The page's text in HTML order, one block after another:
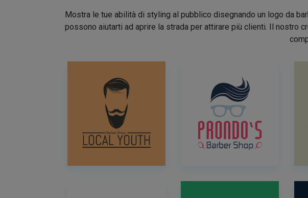
Mostra le tue abilità di styling al pubblico disegnando un logo da
possono aiutarti ad aprire la strada per attirare più clienti. Il nostro